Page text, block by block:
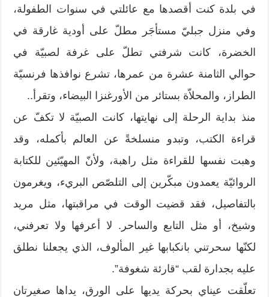
في بلدة كنت أقصدها مع عائلتي في سنوات الطفولة،
وفي منزل جبليّ مستأجَر مطلّ على أودية غارقة في
الخضرة، كانت شرفتي تطلّ على غرفة لصبيّة في
حوالي الثامنة عشرة من عمرها، تشرع نوافذها فرنسيّة
الطراز، والمحلاّة بستائر من الأورغنزا البيضاء، وتقرأ..
منذ بداية الرحلة إلى نهايتها، كانت الصبيّة لا تكفّ عن
قراءة الكتب، وتبدو منسلخةً عن العالم بأكمله، وقد
وهبت نفسها للقراءة مثل راهبة، ولأنّ المهيّئين للكتابة
الروائيّة يعمدون مبكّرين إلى التلصّص البريء، ويغرمون
بالتفاصيل، فقد قضيت الوقت في مراقبتها، مثل مريد
وشيخ، أو مثل التابع والساحر. لا أعرفها ولا تعرفني،
لكنّها سحرتني بانكبابها غير المألوف، الذي يجعلنا نطلق
عليه بجدارة لقب “قارئة شغوفة”.
تعلّقت عيناي بحركة يديها على الورق، يداها صغيرتان